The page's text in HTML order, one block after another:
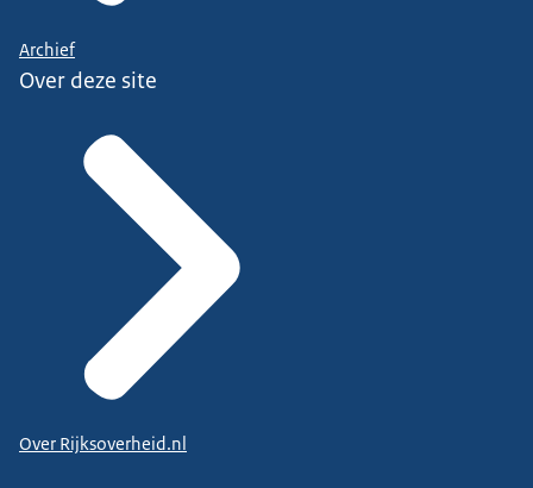
Archief
Over deze site
Over Rijksoverheid.nl